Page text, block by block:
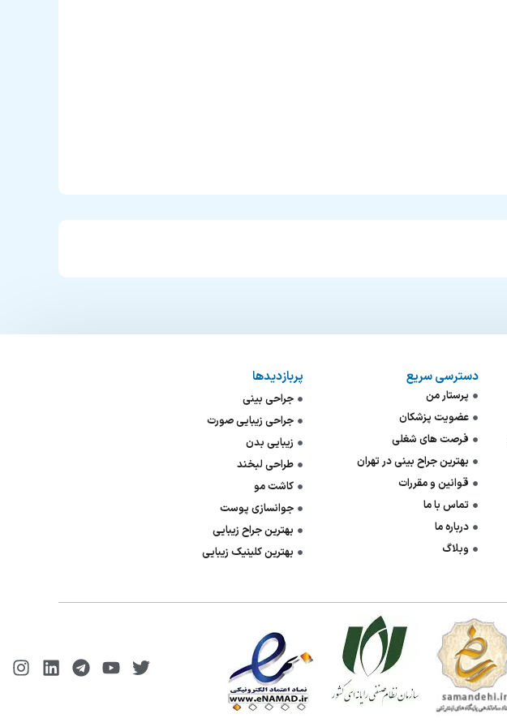
دسترسی سریع
پرستار من
عضویت پزشکان
فرصت های شغلی
بهترین جراح بینی در تهران
قوانین و مقررات
تماس با ما
درباره ما
وبلاگ
پربازدیدها
جراحی بینی
جراحی زیبایی صورت
زیبایی بدن
طراحی لبخند
کاشت مو
جوانسازی پوست
بهترین جراح زیبایی
بهترین کلینیک زیبایی
پاسخگوی
پزشکان:
۰۹۹۳۴۸۹۸۶۱۸